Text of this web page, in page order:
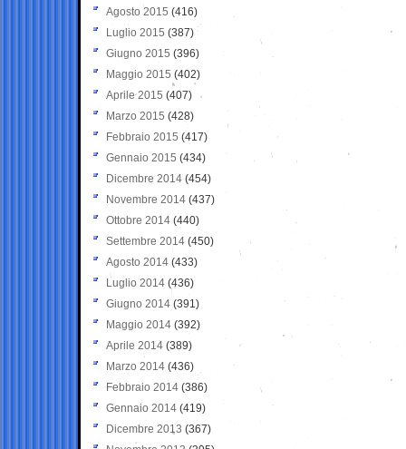
Agosto 2015 (416)
Luglio 2015 (387)
Giugno 2015 (396)
Maggio 2015 (402)
Aprile 2015 (407)
Marzo 2015 (428)
Febbraio 2015 (417)
Gennaio 2015 (434)
Dicembre 2014 (454)
Novembre 2014 (437)
Ottobre 2014 (440)
Settembre 2014 (450)
Agosto 2014 (433)
Luglio 2014 (436)
Giugno 2014 (391)
Maggio 2014 (392)
Aprile 2014 (389)
Marzo 2014 (436)
Febbraio 2014 (386)
Gennaio 2014 (419)
Dicembre 2013 (367)